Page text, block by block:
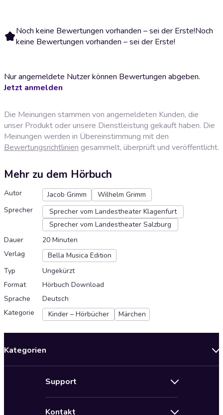
Noch keine Bewertungen vorhanden – sei der Erste!Noch
keine Bewertungen vorhanden – sei der Erste!
Nur angemeldete Nutzer können Bewertungen abgeben.
Jetzt anmelden
Die Meinungen stammen von angemeldeten Kunden, die
unser Produkt oder unsere Dienstleistung gekauft haben. Die
Meinungen werden in Übereinstimmung mit den
Bewertungsrichtlinien gesammelt, überprüft und veröffentlicht.
Mehr zu dem Hörbuch
Autor Jacob Grimm
Wilhelm Grimm
Sprecher
Sprecher vom Landestheater Klagenfurt
Sprecher vom Landestheater Salzburg
Dauer
20 Minuten
Verlag
Bella Musica Edition
Typ
Ungekürzt
Format
Hörbuch Download
Sprache
Deutsch
Kategorie
Kinder – Hörbücher Märchen
Kategorien
Support
Kontakt